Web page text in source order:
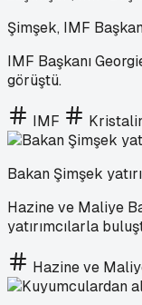
Şimşek, IMF
IMF Başkanı
görüştü.
IMF
Bakan Şimşek
Hazine ve Maliye
yatırımcılarla
Hazine ve